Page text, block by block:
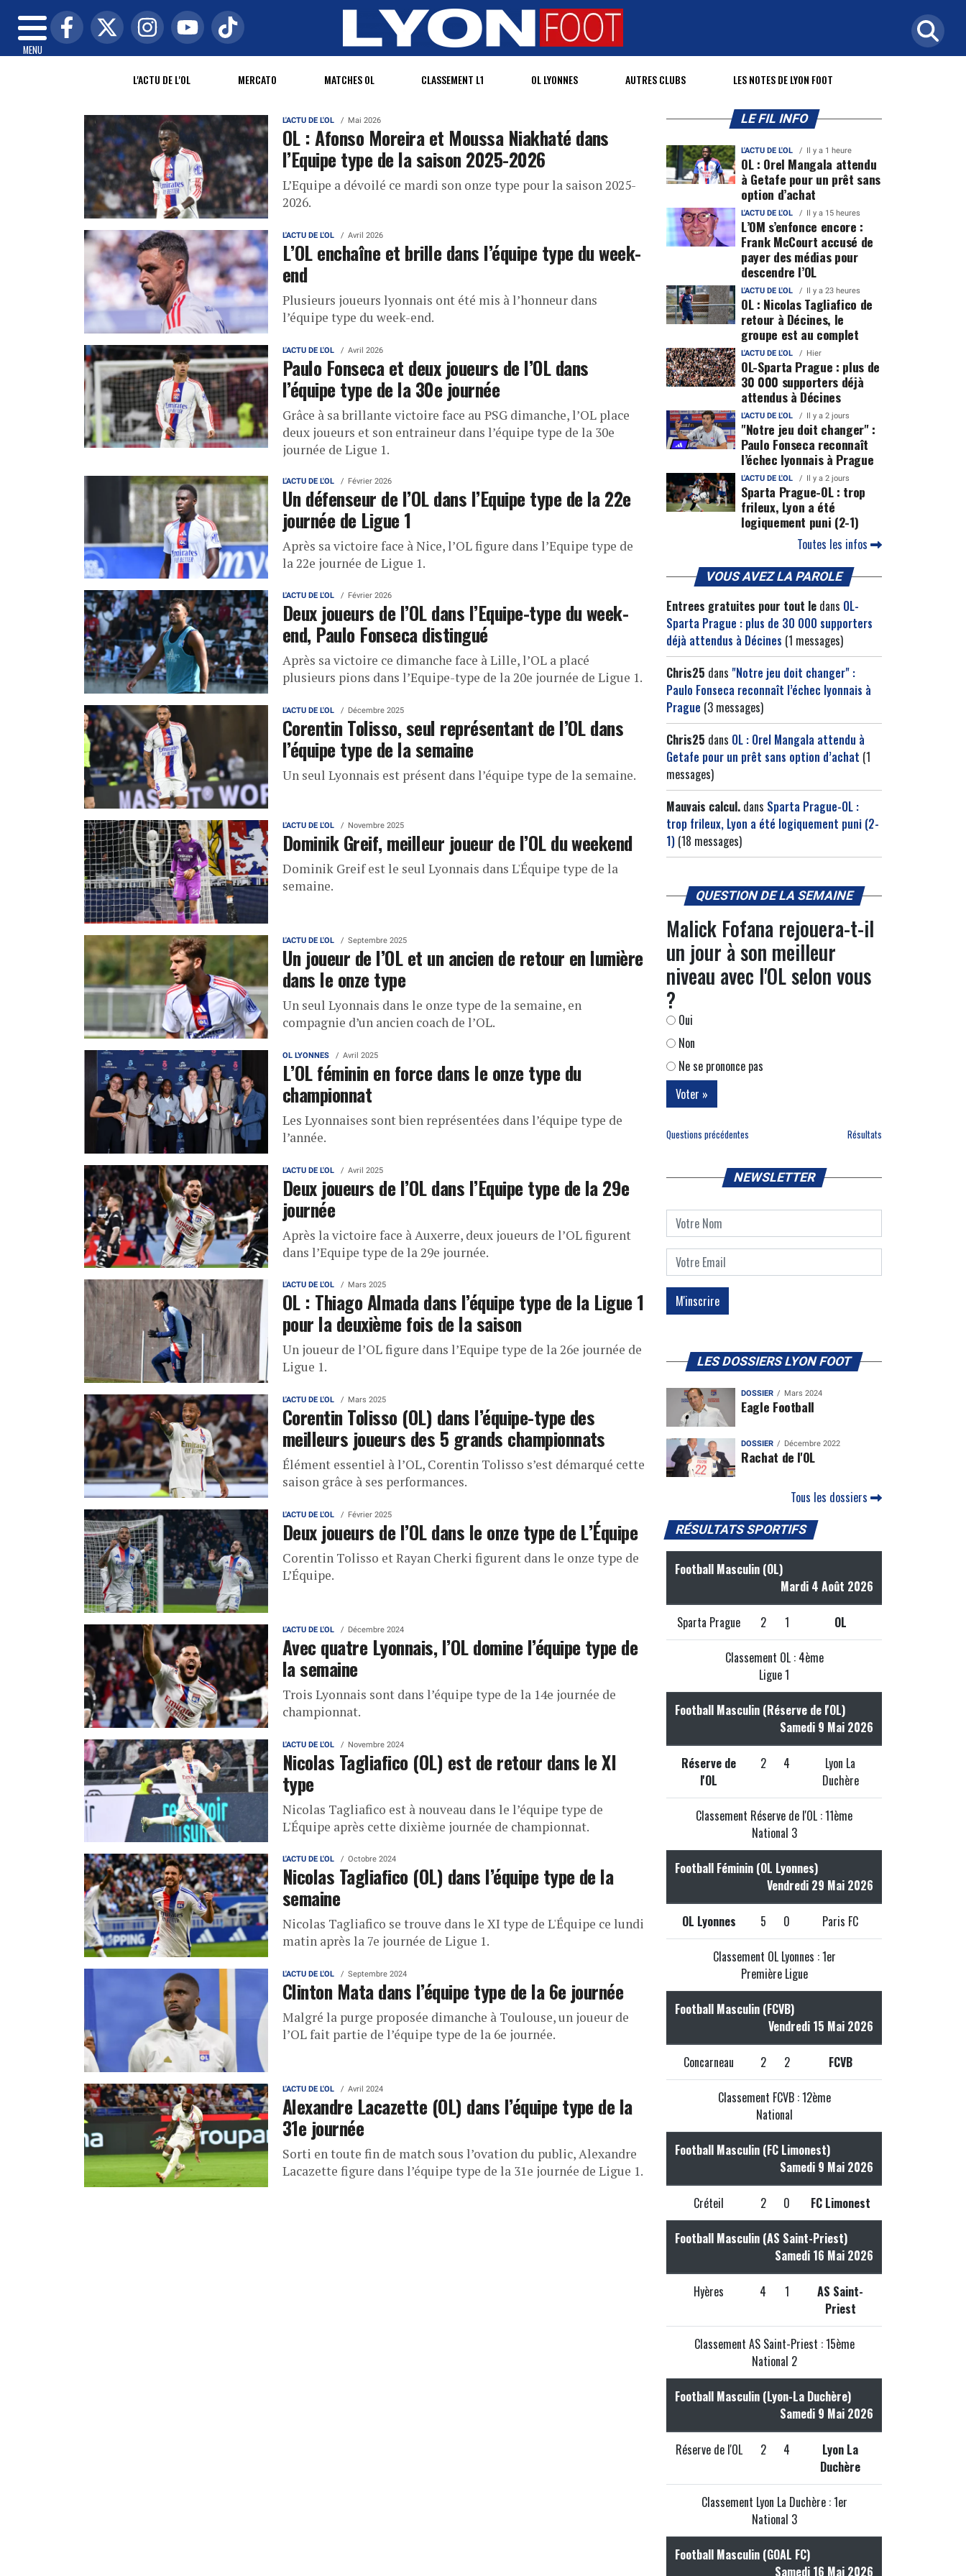
MENU
L'ACTU DE L'OL MERCATO MATCHES OL CLASSEMENT L1 OL LYONNES AUTRES CLUBS LES NOTES DE LYON FOOT
L'ACTU DE L'OL Mai 2026
OL : Afonso Moreira et Moussa Niakhaté dans
l’Equipe type de la saison 2025-2026
L’Equipe a dévoilé ce mardi son onze type pour la saison 2025-
2026.
L'ACTU DE L'OL Avril 2026
L’OL enchaîne et brille dans l’équipe type du week-
end
Plusieurs joueurs lyonnais ont été mis à l’honneur dans
l’équipe type du week-end.
L'ACTU DE L'OL Avril 2026
Paulo Fonseca et deux joueurs de l’OL dans
l’équipe type de la 30e journée
Grâce à sa brillante victoire face au PSG dimanche, l’OL place
deux joueurs et son entraineur dans l’équipe type de la 30e
journée de Ligue 1.
L'ACTU DE L'OL Février 2026
Un défenseur de l’OL dans l’Equipe type de la 22e
journée de Ligue 1
Après sa victoire face à Nice, l’OL figure dans l’Equipe type de
la 22e journée de Ligue 1.
L'ACTU DE L'OL Février 2026
Deux joueurs de l’OL dans l’Equipe-type du week-
end, Paulo Fonseca distingué
Après sa victoire ce dimanche face à Lille, l’OL a placé
plusieurs pions dans l’Equipe-type de la 20e journée de Ligue 1.
L'ACTU DE L'OL Décembre 2025
Corentin Tolisso, seul représentant de l’OL dans
l’équipe type de la semaine
Un seul Lyonnais est présent dans l’équipe type de la semaine.
L'ACTU DE L'OL Novembre 2025
Dominik Greif, meilleur joueur de l’OL du weekend
Dominik Greif est le seul Lyonnais dans L'Équipe type de la
semaine.
L'ACTU DE L'OL Septembre 2025
Un joueur de l’OL et un ancien de retour en lumière
dans le onze type
Un seul Lyonnais dans le onze type de la semaine, en
compagnie d’un ancien coach de l’OL.
OL LYONNES Avril 2025
L’OL féminin en force dans le onze type du
championnat
Les Lyonnaises sont bien représentées dans l’équipe type de
l’année.
L'ACTU DE L'OL Avril 2025
Deux joueurs de l’OL dans l’Equipe type de la 29e
journée
Après la victoire face à Auxerre, deux joueurs de l’OL figurent
dans l’Equipe type de la 29e journée.
L'ACTU DE L'OL Mars 2025
OL : Thiago Almada dans l’équipe type de la Ligue 1
pour la deuxième fois de la saison
Un joueur de l’OL figure dans l’Equipe type de la 26e journée de
Ligue 1.
L'ACTU DE L'OL Mars 2025
Corentin Tolisso (OL) dans l’équipe-type des
meilleurs joueurs des 5 grands championnats
Élément essentiel à l’OL, Corentin Tolisso s’est démarqué cette
saison grâce à ses performances.
L'ACTU DE L'OL Février 2025
Deux joueurs de l’OL dans le onze type de L’Équipe
Corentin Tolisso et Rayan Cherki figurent dans le onze type de
L’Équipe.
L'ACTU DE L'OL Décembre 2024
Avec quatre Lyonnais, l’OL domine l’équipe type de
la semaine
Trois Lyonnais sont dans l’équipe type de la 14e journée de
championnat.
L'ACTU DE L'OL Novembre 2024
Nicolas Tagliafico (OL) est de retour dans le XI
type
Nicolas Tagliafico est à nouveau dans le l’équipe type de
L'Équipe après cette dixième journée de championnat.
L'ACTU DE L'OL Octobre 2024
Nicolas Tagliafico (OL) dans l’équipe type de la
semaine
Nicolas Tagliafico se trouve dans le XI type de L'Équipe ce lundi
matin après la 7e journée de Ligue 1.
L'ACTU DE L'OL Septembre 2024
Clinton Mata dans l’équipe type de la 6e journée
Malgré la purge proposée dimanche à Toulouse, un joueur de
l’OL fait partie de l’équipe type de la 6e journée.
L'ACTU DE L'OL Avril 2024
Alexandre Lacazette (OL) dans l’équipe type de la
31e journée
Sorti en toute fin de match sous l’ovation du public, Alexandre
Lacazette figure dans l’équipe type de la 31e journée de Ligue 1.
LE FIL INFO
L'ACTU DE L'OL Il y a 1 heure
OL : Orel Mangala attendu
à Getafe pour un prêt sans
option d’achat
L'ACTU DE L'OL Il y a 15 heures
L’OM s’enfonce encore :
Frank McCourt accusé de
payer des médias pour
descendre l’OL
L'ACTU DE L'OL Il y a 23 heures
OL : Nicolas Tagliafico de
retour à Décines, le
groupe est au complet
L'ACTU DE L'OL Hier
OL-Sparta Prague : plus de
30 000 supporters déjà
attendus à Décines
L'ACTU DE L'OL Il y a 2 jours
"Notre jeu doit changer" :
Paulo Fonseca reconnaît
l’échec lyonnais à Prague
L'ACTU DE L'OL Il y a 2 jours
Sparta Prague-OL : trop
frileux, Lyon a été
logiquement puni (2-1)
Toutes les infos
VOUS AVEZ LA PAROLE
Entrees gratuites pour tout le dans OL-
Sparta Prague : plus de 30 000 supporters
déjà attendus à Décines (1 messages)
Chris25 dans "Notre jeu doit changer" :
Paulo Fonseca reconnaît l’échec lyonnais à
Prague (3 messages)
Chris25 dans OL : Orel Mangala attendu à
Getafe pour un prêt sans option d’achat (1
messages)
Mauvais calcul. dans Sparta Prague-OL :
trop frileux, Lyon a été logiquement puni (2-
1) (18 messages)
QUESTION DE LA SEMAINE
Malick Fofana rejouera-t-il
un jour à son meilleur
niveau avec l'OL selon vous
?
Oui
Non
Ne se prononce pas
Questions précédentes Résultats
NEWSLETTER
LES DOSSIERS LYON FOOT
DOSSIER Mars 2024
Eagle Football
DOSSIER Décembre 2022
Rachat de l'OL
Tous les dossiers
RÉSULTATS SPORTIFS
Football Masculin (OL)
Mardi 4 Août 2026
Sparta Prague 2 1 OL
Classement OL : 4ème
Ligue 1
Football Masculin (Réserve de l'OL)
Samedi 9 Mai 2026
Réserve de
l'OL
2 4
Lyon La
Duchère
Classement Réserve de l'OL : 11ème
National 3
Football Féminin (OL Lyonnes)
Vendredi 29 Mai 2026
OL Lyonnes 5 0 Paris FC
Classement OL Lyonnes : 1er
Première Ligue
Football Masculin (FCVB)
Vendredi 15 Mai 2026
Concarneau 2 2 FCVB
Classement FCVB : 12ème
National
Football Masculin (FC Limonest)
Samedi 9 Mai 2026
Créteil 2 0 FC Limonest
Football Masculin (AS Saint-Priest)
Samedi 16 Mai 2026
Hyères 4 1
AS Saint-
Priest
Classement AS Saint-Priest : 15ème
National 2
Football Masculin (Lyon-La Duchère)
Samedi 9 Mai 2026
Réserve de l'OL 2 4
Lyon La
Duchère
Classement Lyon La Duchère : 1er
National 3
Football Masculin (GOAL FC)
Samedi 16 Mai 2026